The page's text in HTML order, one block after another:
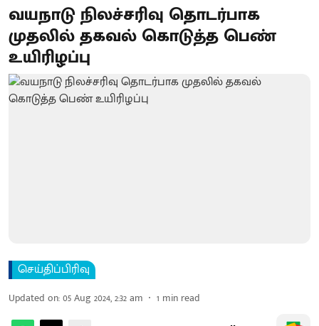
வயநாடு நிலச்சரிவு தொடர்பாக
முதலில் தகவல் கொடுத்த பெண்
உயிரிழப்பு
செய்திப்பிரிவு
Updated on:05 Aug 2024, 2:32 am 1 min read